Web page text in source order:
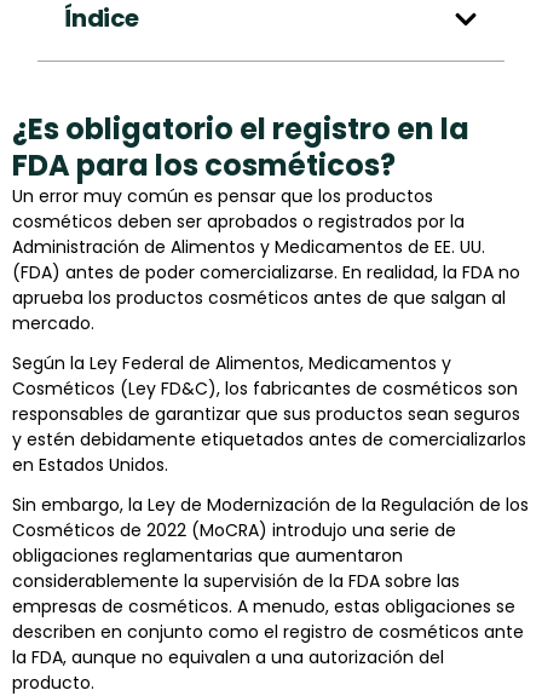
Índice
¿Es obligatorio el registro en la
FDA para los cosméticos?
Un error muy común es pensar que los productos
cosméticos deben ser aprobados o registrados por la
Administración de Alimentos y Medicamentos de EE. UU.
(FDA) antes de poder comercializarse. En realidad, la FDA no
aprueba los productos cosméticos antes de que salgan al
mercado.
Según la Ley Federal de Alimentos, Medicamentos y
Cosméticos (Ley FD&C), los fabricantes de cosméticos son
responsables de garantizar que sus productos sean seguros
y estén debidamente etiquetados antes de comercializarlos
en Estados Unidos.
Sin embargo, la Ley de Modernización de la Regulación de los
Cosméticos de 2022 (MoCRA) introdujo una serie de
obligaciones reglamentarias que aumentaron
considerablemente la supervisión de la FDA sobre las
empresas de cosméticos. A menudo, estas obligaciones se
describen en conjunto como el registro de cosméticos ante
la FDA, aunque no equivalen a una autorización del
producto.